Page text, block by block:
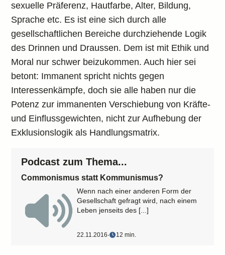
sexuelle Präferenz, Hautfarbe, Alter, Bildung,
Sprache etc. Es ist eine sich durch alle
gesellschaftlichen Bereiche durchziehende Logik
des Drinnen und Draussen. Dem ist mit Ethik und
Moral nur schwer beizukommen. Auch hier sei
betont: Immanent spricht nichts gegen
Interessenkämpfe, doch sie alle haben nur die
Potenz zur immanenten Verschiebung von Kräfte-
und Einflussgewichten, nicht zur Aufhebung der
Exklusionslogik als Handlungsmatrix.
Podcast zum Thema...
Commonismus statt Kommunismus?
Wenn nach einer anderen Form der
Gesellschaft gefragt wird, nach einem
Leben jenseits des [...]
22.11.2016‧ 12 min.